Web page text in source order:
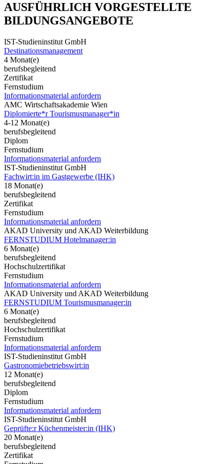
AUSFÜHRLICH VORGESTELLTE
BILDUNGSANGEBOTE
IST-Studieninstitut GmbH
Destinationsmanagement
4 Monat(e)
berufsbegleitend
Zertifikat
Fernstudium
Informationsmaterial anfordern
AMC Wirtschaftsakademie Wien
Diplomierte*r Tourismusmanager*in
4-12 Monat(e)
berufsbegleitend
Diplom
Fernstudium
Informationsmaterial anfordern
IST-Studieninstitut GmbH
Fachwirt:in im Gastgewerbe (IHK)
18 Monat(e)
berufsbegleitend
Zertifikat
Fernstudium
Informationsmaterial anfordern
AKAD University und AKAD Weiterbildung
FERNSTUDIUM Hotelmanager:in
6 Monat(e)
berufsbegleitend
Hochschulzertifikat
Fernstudium
Informationsmaterial anfordern
AKAD University und AKAD Weiterbildung
FERNSTUDIUM Tourismusmanager:in
6 Monat(e)
berufsbegleitend
Hochschulzertifikat
Fernstudium
Informationsmaterial anfordern
IST-Studieninstitut GmbH
Gastronomiebetriebswirt:in
12 Monat(e)
berufsbegleitend
Diplom
Fernstudium
Informationsmaterial anfordern
IST-Studieninstitut GmbH
Geprüfte:r Küchenmeister:in (IHK)
20 Monat(e)
berufsbegleitend
Zertifikat